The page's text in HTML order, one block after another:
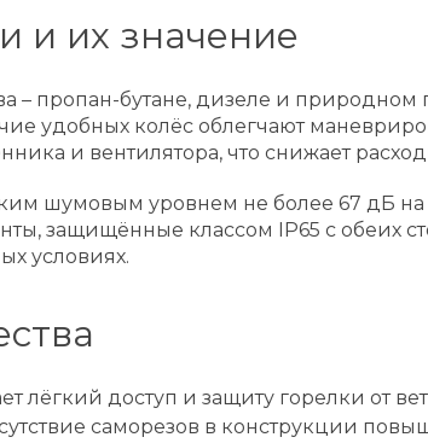
и их значение
– пропан-бутане, дизеле и
удобных колёс облегчают
и вентилятора, что снижает
шумовым уровнем не более 67 дБ
защищённые классом IP65 с обеих
условиях.
лёгкий доступ и защиту горелки от
саморезов в конструкции